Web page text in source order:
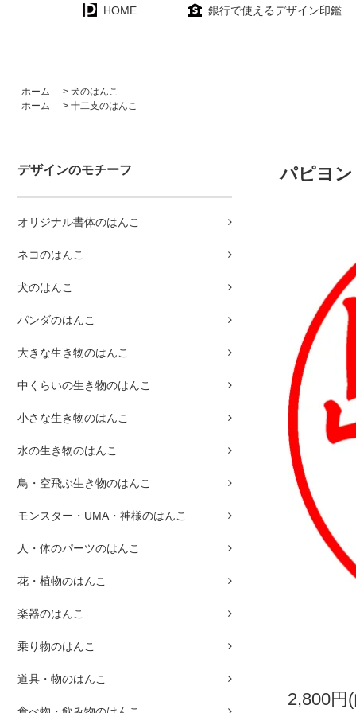
HOME 銀行で使えるデザイン印鑑
ホーム > 犬のはんこ
ホーム
> 十二支のはんこ
デザインのモチーフ
オリジナル書体のはんこ
ネコのはんこ
犬のはんこ
パンダのはんこ
大きな生き物のはんこ
中くらいの生き物のはんこ
小さな生き物のはんこ
水の生き物のはんこ
鳥・空飛ぶ生き物のはんこ
モンスター・UMA・神様のはんこ
人・体のパーツのはんこ
花・植物のはんこ
楽器のはんこ
乗り物のはんこ
道具・物のはんこ
パピヨ
2,800円